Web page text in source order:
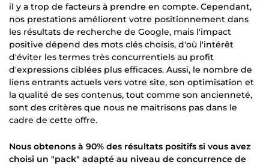
il y a trop de facteurs à prendre en compte. Cependant,
nos prestations améliorent votre positionnement dans
les résultats de recherche de Google, mais l'impact
positive dépend des mots clés choisis, d'où l'intérêt
d'éviter les termes très concurrentiels au profit
d'expressions ciblées plus efficaces. Aussi, le nombre de
liens entrants actuels vers votre site, son optimisation et
la qualité de ses contenus, tout comme son ancienneté,
sont des critères que nous ne maitrisons pas dans le
cadre de cette offre.
Nous obtenons à 90% des résultats positifs si vous avez
choisi un "pack" adapté au niveau de concurrence de